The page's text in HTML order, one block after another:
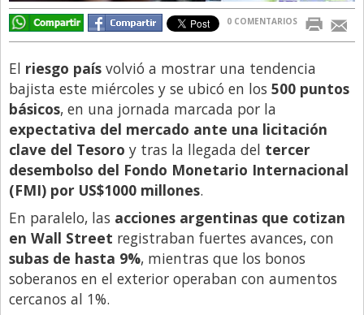
El Innovador
El Precio Que Yo Ví
Entrevista
Entrevista Exclusiva
Finanzas
Gastronomia
Internacionales
La Opinión del Director
Legales
Libro de Quejas
Medios
0 COMENTARIOS
El riesgo país volvió a mostrar una tendencia
bajista este miércoles y se ubicó en los 500 puntos
básicos, en una jornada marcada por la
expectativa del mercado ante una licitación
clave del Tesoro y tras la llegada del tercer
desembolso del Fondo Monetario Internacional
(FMI) por US$1000 millones.
En paralelo, las acciones argentinas que cotizan
en Wall Street registraban fuertes avances, con
subas de hasta 9%, mientras que los bonos
soberanos en el exterior operaban con aumentos
cercanos al 1%.